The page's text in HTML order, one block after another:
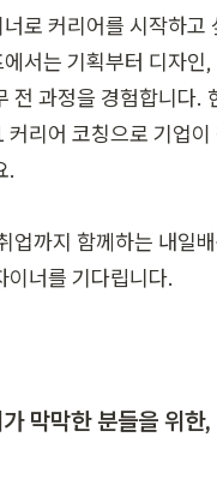
로 커리어를 시작하고
서는 기획부터 디자인
전 과정을 경험합니다.
리어 코칭으로 기업이
.
업까지 함께하는 내일
너를 기다립니다.
막막한 분들을 위